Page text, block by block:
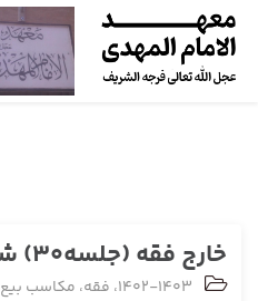
خارج فقه (جلسه30) شنبه 1402/08/27
1402-1403، فقه، مکاسب بیع